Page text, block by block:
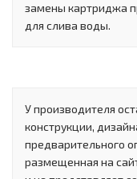
замены картриджа
для слива воды.
У производителя
конструкции,
предварительного
размещенная на